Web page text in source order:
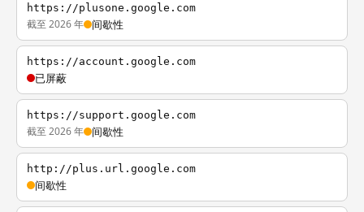
https://plusone.google.com
截至 2026 年 间歇性
https://account.google.com
已屏蔽
https://support.google.com
截至 2026 年 间歇性
http://plus.url.google.com
间歇性